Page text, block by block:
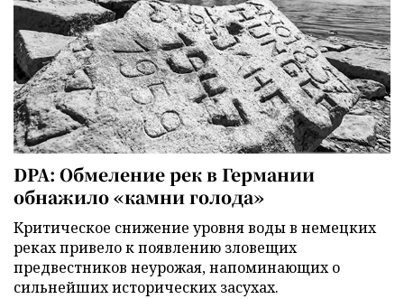
DPA: Обмеление рек в Германии
обнажило «камни голода»
Критическое снижение уровня воды в немецких
реках привело к появлению зловещих
предвестников неурожая, напоминающих о
сильнейших исторических засухах.